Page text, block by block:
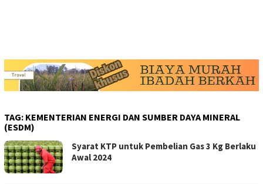
TAG: KEMENTERIAN ENERGI DAN SUMBER DAYA MINERAL
(ESDM)
Syarat KTP untuk Pembelian Gas 3 Kg Berlaku
Awal 2024